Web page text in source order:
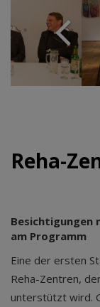
Reha-
Besichtigungen
am Programm
Eine der ers­ten
Reha-Zen­tren,
unter­stützt wird.